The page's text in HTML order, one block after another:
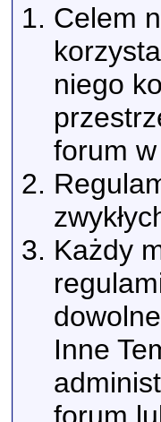
Celem
niego
forum
Każdy
Inne